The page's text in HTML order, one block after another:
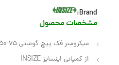
Brand:
مشخصات محصول
میکرومتر فک پیچ گوشتی 75-50 میلی متر
از کمپانی اینسایز INSIZE